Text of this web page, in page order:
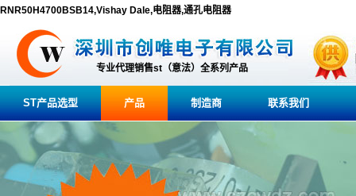
RNR50H4700BSB14,Vishay Dale,电阻器,通孔电阻器
专业代理销售st（意法）全系列产品
ST产品选型 产品 制造商 联系我们